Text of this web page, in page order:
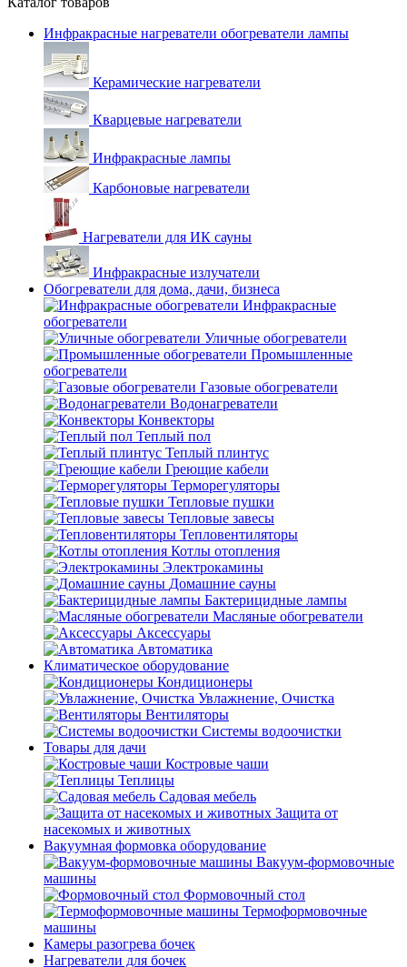
Инфракрасные нагреватели обогреватели лампы
Керамические нагреватели
Кварцевые нагреватели
Инфракрасные лампы
Карбоновые нагреватели
Нагреватели для ИК сауны
Инфракрасные излучатели
Обогреватели для дома, дачи, бизнеса
Инфракрасные
обогреватели
Уличные обогреватели
Промышленные
обогреватели
Газовые обогреватели
Водонагреватели
Конвекторы
Теплый пол
Теплый плинтус
Греющие кабели
Терморегуляторы
Тепловые пушки
Тепловые завесы
Тепловентиляторы
Котлы отопления
Электрокамины
Домашние сауны
Бактерицидные лампы
Масляные обогреватели
Аксессуары
Автоматика
Климатическое оборудование
Кондиционеры
Увлажнение, Очистка
Вентиляторы
Системы водоочистки
Товары для дачи
Костровые чаши
Теплицы
Садовая мебель
Защита от
насекомых и животных
Вакуумная формовка оборудование
Вакуум-формовочные
машины
Формовочный стол
Термоформовочные
машины
Камеры разогрева бочек
Нагреватели для бочек